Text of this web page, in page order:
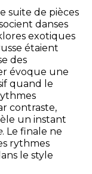
suite de pièces
danses
exotiques
étaient
des
évoque une
quand le
contraste,
un instant
. Le finale ne
rythmes
le style